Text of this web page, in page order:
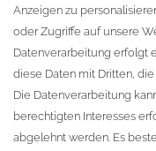
KONTAKT
Fa. Steffen Jost
Söbrigener Weg 50
D-01796 Pirna
Telefon:+49 (0)3501 507295
Anzeigen zu
oder Zugriffe auf unsere
Datenverarbeitung erfolgt
diese Daten mit Dritten,
Die Datenverarbeitung
berechtigten Interesses
abgelehnt werden. Es